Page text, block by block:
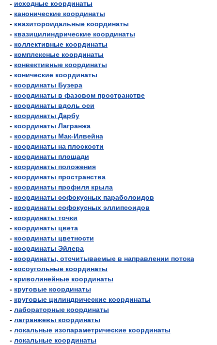
- исходные координаты
- канонические координаты
- квазитороидальные координаты
- квазицилиндрические координаты
- коллективные координаты
- комплексные координаты
- конвективные координаты
- конические координаты
- координаты Бузера
- координаты в фазовом пространстве
- координаты вдоль оси
- координаты Дарбу
- координаты Лагранжа
- координаты Мак-Илвейна
- координаты на плоскости
- координаты площади
- координаты положения
- координаты пространства
- координаты профиля крыла
- координаты софокусных параболоидов
- координаты софокусных эллипсоидов
- координаты точки
- координаты цвета
- координаты цветности
- координаты Эйлера
- координаты, отсчитываемые в направлении потока
- косоугольные координаты
- криволинейные координаты
- круговые координаты
- круговые цилиндрические координаты
- лабораторные координаты
- лагранжевы координаты
- локальные изопараметрические координаты
- локальные координаты